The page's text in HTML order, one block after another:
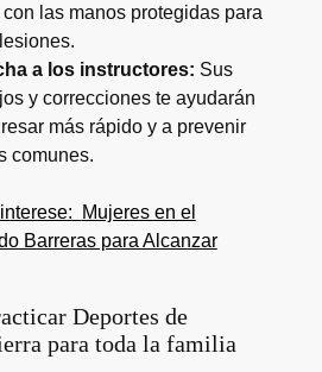
con las manos protegidas para
a los instructores: Sus
y correcciones te ayudarán
más rápido y a prevenir
comunes.
Mujeres en el
Barreras para Alcanzar
Deportes de
para toda la familia